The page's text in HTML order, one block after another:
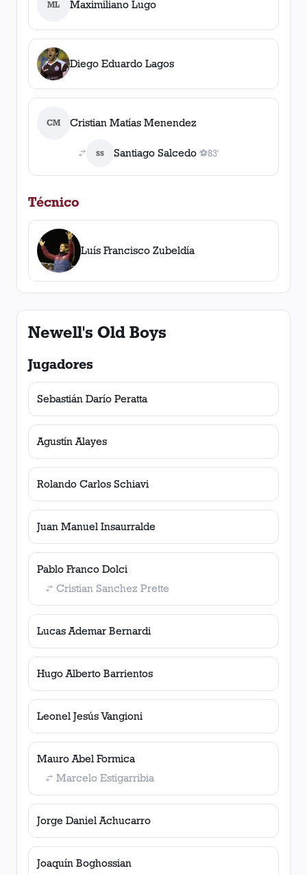
ML Maximiliano Lugo
Diego Eduardo Lagos
CM Cristian Matías Menendez
SS Santiago Salcedo ⚽
1gol
83'
Técnico
Luís Francisco Zubeldía
Newell's Old Boys
Jugadores
Sebastián Darío Peratta
Agustín Alayes
Rolando Carlos Schiavi
Juan Manuel Insaurralde
Pablo Franco Dolci
Cristian Sanchez Prette
Lucas Ademar Bernardi
Hugo Alberto Barrientos
Leonel Jesús Vangioni
Mauro Abel Formica
Marcelo Estigarribia
Jorge Daniel Achucarro
Joaquín Boghossian